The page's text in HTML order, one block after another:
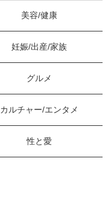
美容/健康
妊娠/出産/家族
グルメ
カルチャー/エンタメ
性と愛